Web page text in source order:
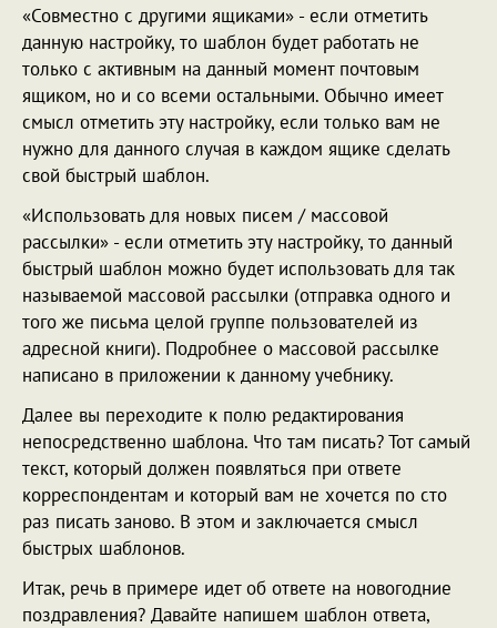
«Совместно с другими ящиками» - если отметить
данную настройку, то шаблон будет работать не
только с активным на данный момент почтовым
ящиком, но и со всеми остальными. Обычно имеет
смысл отметить эту настройку, если только вам не
нужно для данного случая в каждом ящике сделать
свой быстрый шаблон.
«Использовать для новых писем / массовой
рассылки» - если отметить эту настройку, то данный
быстрый шаблон можно будет использовать для так
называемой массовой рассылки (отправка одного и
того же письма целой группе пользователей из
адресной книги). Подробнее о массовой рассылке
написано в приложении к данному учебнику.
Далее вы переходите к полю редактирования
непосредственно шаблона. Что там писать? Тот самый
текст, который должен появляться при ответе
корреспондентам и который вам не хочется по сто
раз писать заново. В этом и заключается смысл
быстрых шаблонов.
Итак, речь в примере идет об ответе на новогодние
поздравления? Давайте напишем шаблон ответа,